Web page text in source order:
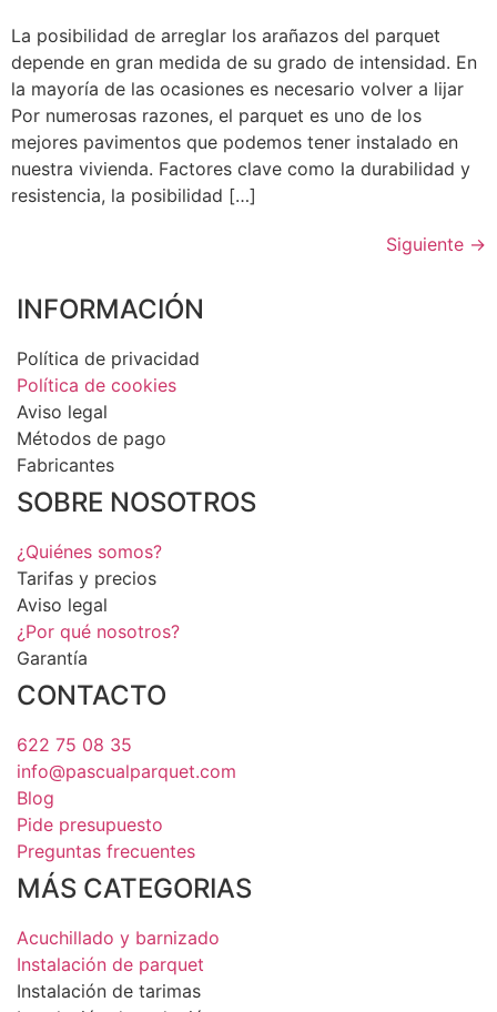
La posibilidad de arreglar los arañazos del parquet
depende en gran medida de su grado de intensidad. En
la mayoría de las ocasiones es necesario volver a lijar
Por numerosas razones, el parquet es uno de los
mejores pavimentos que podemos tener instalado en
nuestra vivienda. Factores clave como la durabilidad y
resistencia, la posibilidad […]
Siguiente →
INFORMACIÓN
Política de privacidad
Política de cookies
Aviso legal
Métodos de pago
Fabricantes
SOBRE NOSOTROS
¿Quiénes somos?
Tarifas y precios
Aviso legal
¿Por qué nosotros?
Garantía
CONTACTO
622 75 08 35
info@pascualparquet.com
Blog
Pide presupuesto
Preguntas frecuentes
MÁS CATEGORIAS
Acuchillado y barnizado
Instalación de parquet
Instalación de tarimas